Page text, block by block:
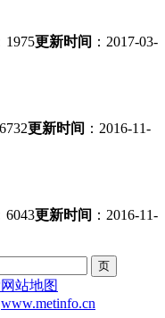
1975更新时间 ：2017-03-
更新时间 ：2016-11-
6043更新时间 ：2016-11-
网站地图
www.metinfo.cn